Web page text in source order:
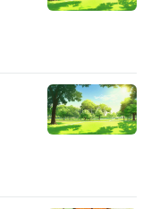
年
ドキュメント:10年